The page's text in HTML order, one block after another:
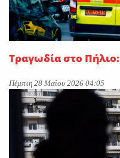
Τραγωδία στο
Πέμπτη 28 Μαΐου 2026 04:05